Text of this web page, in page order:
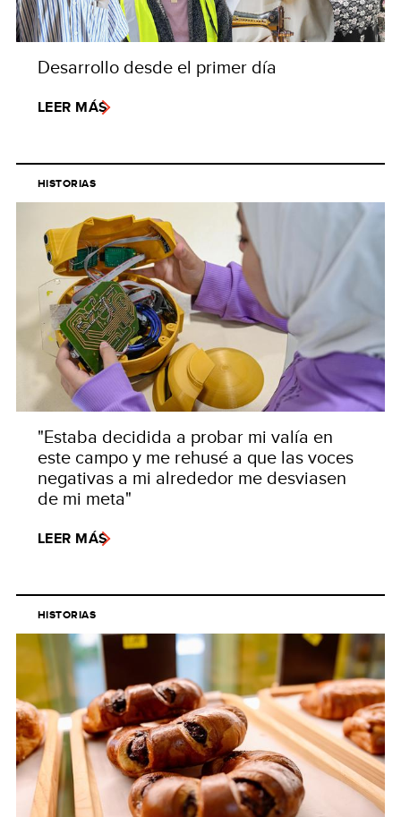
Desarrollo desde el primer día
LEER MÁS
HISTORIAS
"Estaba decidida a probar mi valía en
este campo y me rehusé a que las voces
negativas a mi alrededor me desviasen
de mi meta"
LEER MÁS
HISTORIAS